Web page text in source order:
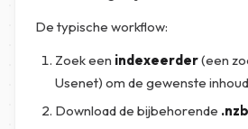
De typische workflow:
Zoek een indexeerder(een
Usenet) om de gewenste
Download de bijbehorende